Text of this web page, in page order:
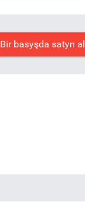
Bir basyşda satyn al